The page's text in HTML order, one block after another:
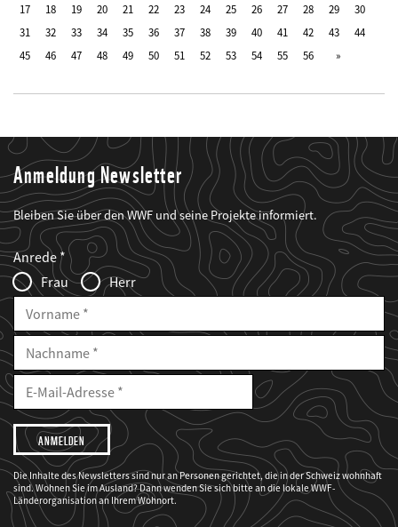
17
18 19 20 21 22 23 24 25 26 27 28 29
30
31
32 33 34 35 36 37 38 39 40 41 42 43
44
45
46 47 48 49 50 51 52 53 54 55 56
Anmeldung Newsletter
Bleiben Sie über den WWF und seine Projekte informiert.
Web2Case
Infofelder
Fieldset
anrede_name
Anrede
Frau
Herr
Vorname
Nachname
E-
Mailadresse
E-
Adresse
Ich
möchte,
dass
der
WWF
mich
über
seine
Projekte
informiert.
Die Inhalte des Newsletters sind nur an Personen gerichtet, die in der Schweiz wohnhaft
sind. Wohnen Sie im Ausland? Dann wenden Sie sich bitte an die lokale WWF-
Länderorganisation an Ihrem Wohnort.